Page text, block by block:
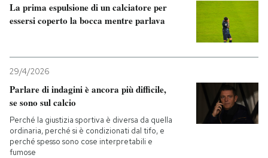
La prima espulsione di un calciatore per
essersi coperto la bocca mentre parlava
29/4/2026
Parlare di indagini è ancora più difficile,
se sono sul calcio
Perché la giustizia sportiva è diversa da quella
ordinaria, perché si è condizionati dal tifo, e
perché spesso sono cose interpretabili e
fumose